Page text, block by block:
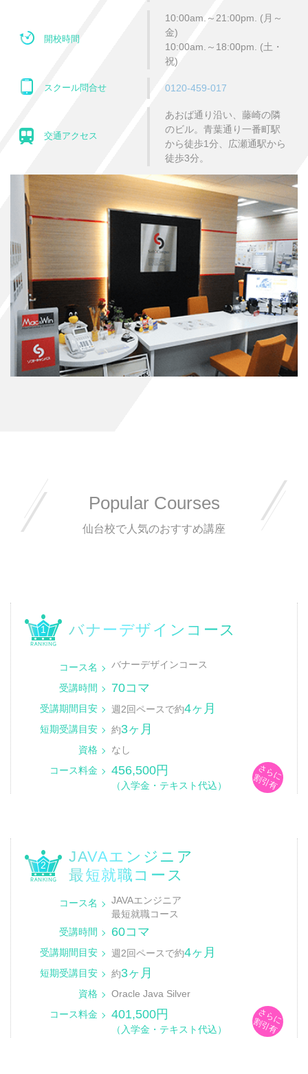
開校時間
10:00am.～21:00pm. (月～
金)
10:00am.～18:00pm. (土・
祝)
スクール問合せ 0120-459-017
交通アクセス
あおば通り沿い、藤崎の隣
のビル。青葉通り一番町駅
から徒歩1分、広瀬通駅から
徒歩3分。
Popular Courses
仙台校で人気のおすすめ講座
1 バナーデザインコース
コース名 バナーデザインコース
受講時間 70コマ
受講期間目安 週2回ペースで約4ヶ月
短期受講目安 約3ヶ月
資格
なし
コース料金
456,500円
（入学金・テキスト代込）
さらに
割引有
2
JAVAエンジニア
最短就職コース
コース名
JAVAエンジニア
最短就職コース
受講時間
60コマ
受講期間目安 週2回ペースで約4ヶ月
短期受講目安 約3ヶ月
資格
Oracle Java Silver
コース料金
401,500円
（入学金・テキスト代込）
さらに
割引有